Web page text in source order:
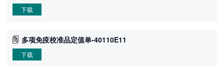
下载
多项免疫校准品定值单-40110E11
下载